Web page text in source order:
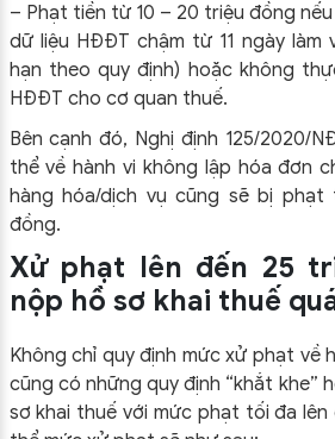
– Phạt tiền từ 10 – 20 triệu đồng
dữ liệu HĐĐT chậm từ 11 ngày làm
hạn theo quy định) hoặc không
HĐĐT cho cơ quan thuế.
Bên cạnh đó, Nghị định 125/2020/
thể về hành vi không lập hóa đơn
hàng hóa/dịch vụ cũng sẽ bị
đồng.
Xử phạt lên đến 25
nộp hồ sơ khai thuế
Không chỉ quy định mức xử phạt về
cũng có những quy định “khắt khe”
sơ khai thuế với mức phạt tối đa